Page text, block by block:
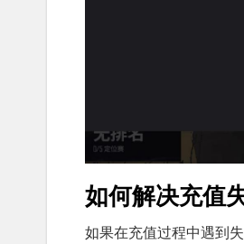
如何解决充值
如果在充值过程中遇到